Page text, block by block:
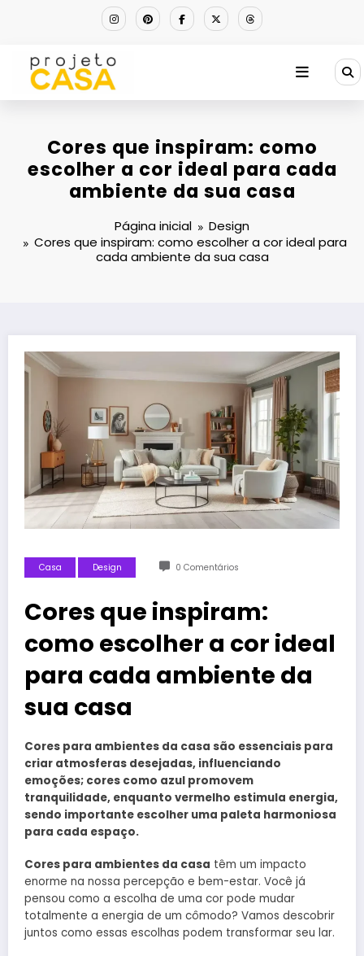
Cores que inspiram: como
escolher a cor ideal para cada
ambiente da sua casa
Página inicial
Design
Cores que inspiram: como escolher a cor ideal para
cada ambiente da sua casa
Casa Design 0 Comentários
Cores que inspiram:
como escolher a cor ideal
para cada ambiente da
sua casa
Cores para ambientes da casa são essenciais para
criar atmosferas desejadas, influenciando
emoções; cores como azul promovem
tranquilidade, enquanto vermelho estimula energia,
sendo importante escolher uma paleta harmoniosa
para cada espaço.
Cores para ambientes da casa têm um impacto
enorme na nossa percepção e bem-estar. Você já
pensou como a escolha de uma cor pode mudar
totalmente a energia de um cômodo? Vamos descobrir
juntos como essas escolhas podem transformar seu lar.